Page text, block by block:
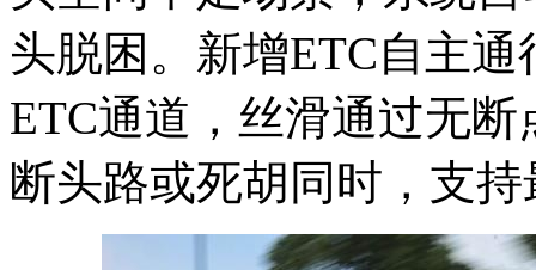
头脱困。新增ETC自主
ETC通道，丝滑通过无
断头路或死胡同时，支